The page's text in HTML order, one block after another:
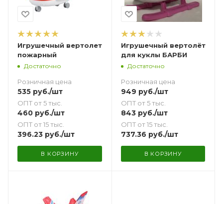
Игрушечный вертолет
пожарный
Достаточно
Розничная цена
535 руб./шт
ОПТ от 5 тыс.
460 руб./шт
ОПТ от 15 тыс.
396.23 руб./шт
В КОРЗИНУ
Игрушечный вертолёт
для куклы БАРБИ
Достаточно
Розничная цена
949 руб./шт
ОПТ от 5 тыс.
843руб./шт
ОПТ от 15 тыс.
737.36 руб./шт
В КОРЗИНУ